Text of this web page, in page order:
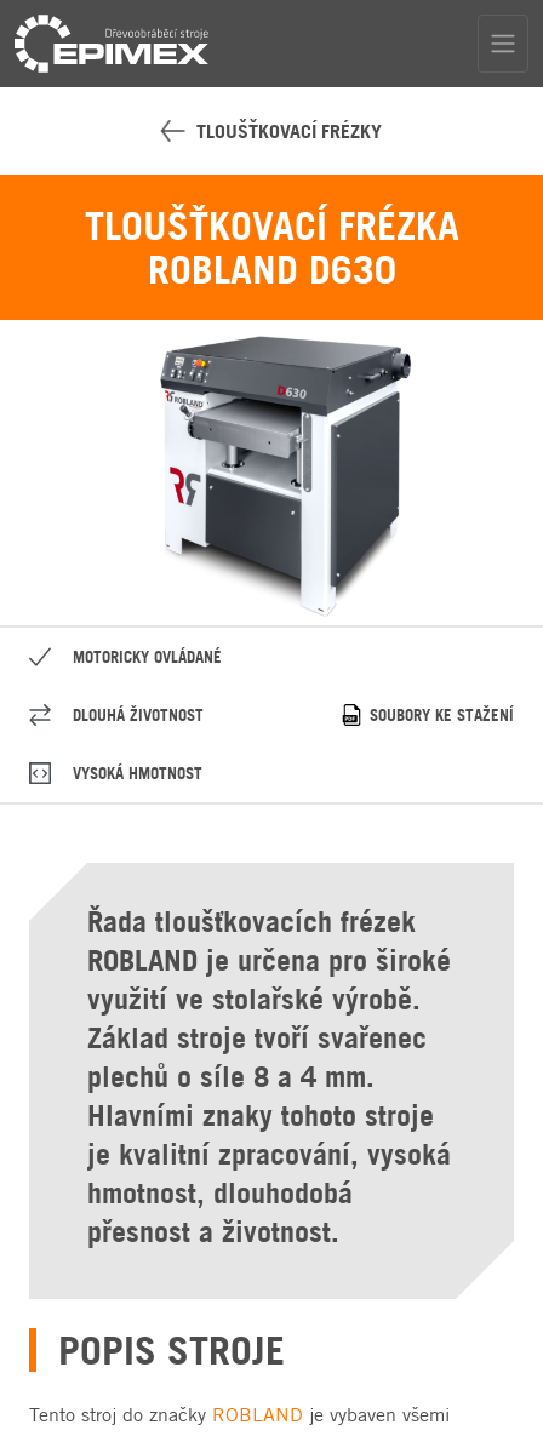
TLOUŠŤKOVACÍ FRÉZKY
TLOUŠŤKOVACÍ FRÉZKA
ROBLAND D630
MOTORICKY OVLÁDANÉ
DLOUHÁ ŽIVOTNOST
VYSOKÁ HMOTNOST
SOUBORY KE STAŽENÍ
Řada tloušťkovacích frézek
ROBLAND je určena pro široké
využití ve stolařské výrobě.
Základ stroje tvoří svařenec
plechů o síle 8 a 4 mm.
Hlavními znaky tohoto stroje
je kvalitní zpracování, vysoká
hmotnost, dlouhodobá
přesnost a životnost.
POPIS STROJE
Tento stroj do značky ROBLAND je vybaven všemi